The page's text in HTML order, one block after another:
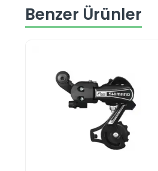
Benzer Ürünler